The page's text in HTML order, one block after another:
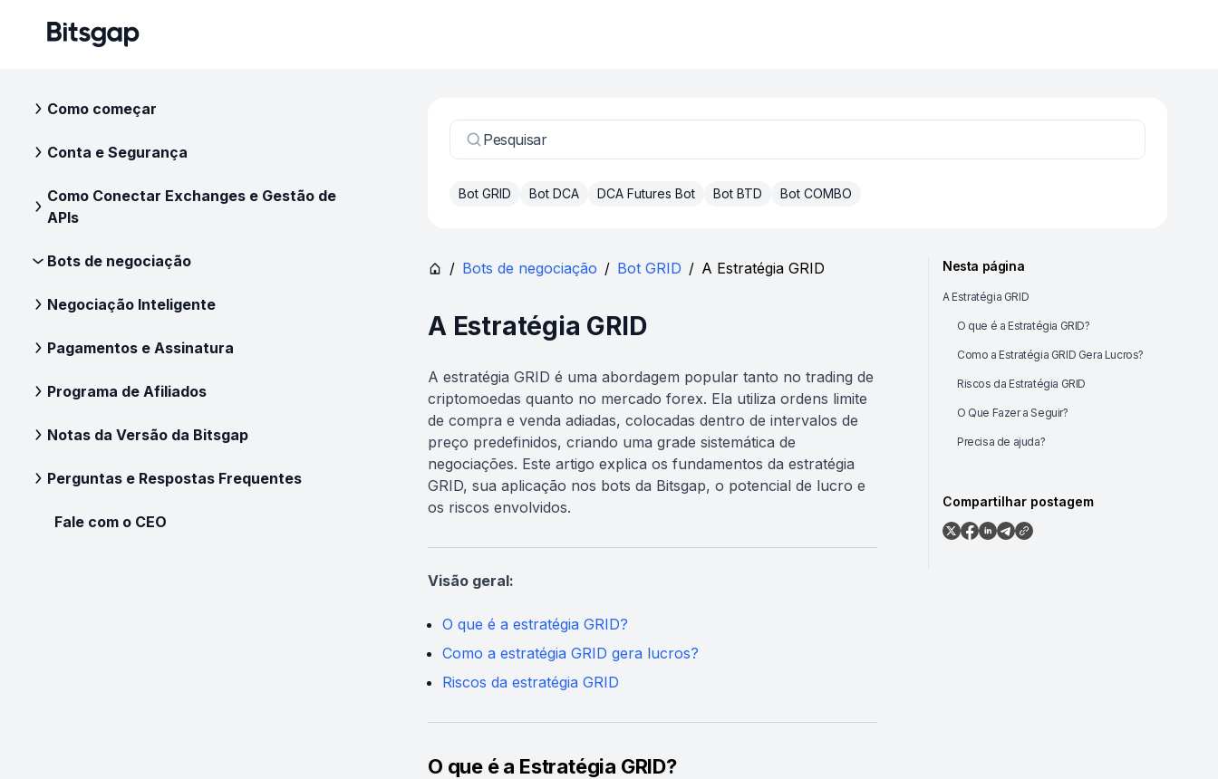
Como começar
Conta e Segurança
Como Conectar Exchanges e Gestão de
APIs
Bots de negociação
Negociação Inteligente
Pagamentos e Assinatura
Programa de Afiliados
Notas da Versão da Bitsgap
Perguntas e Respostas Frequentes
Fale com o CEO
Pesquisar
Bot GRID Bot DCA DCA Futures Bot Bot BTD Bot COMBO
/ Bots de negociação / Bot GRID / A Estratégia GRID
A Estratégia GRID
A estratégia GRID é uma abordagem popular tanto no trading de
criptomoedas quanto no mercado forex. Ela utiliza ordens limite
de compra e venda adiadas, colocadas dentro de intervalos de
preço predefinidos, criando uma grade sistemática de
negociações. Este artigo explica os fundamentos da estratégia
GRID, sua aplicação nos bots da Bitsgap, o potencial de lucro e
os riscos envolvidos.
Visão geral:
O que é a estratégia GRID?
Como a estratégia GRID gera lucros?
Riscos da estratégia GRID
O que é a Estratégia GRID?
Nesta página
A Estratégia GRID
O que é a Estratégia GRID?
Como a Estratégia GRID Gera Lucros?
Riscos da Estratégia GRID
O Que Fazer a Seguir?
Precisa de ajuda?
Compartilhar postagem